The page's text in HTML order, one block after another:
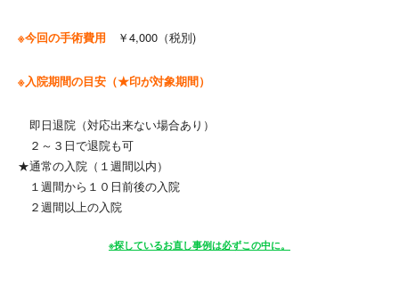
※今回の手術費用 ￥4,000（税別)
※入院期間の目安（★印が対象期間）
即日退院（対応出来ない場合あり）
２～３日で退院も可
★通常の入院（１週間以内）
１週間から１０日前後の入院
２週間以上の入院
※探しているお直し事例は必ずこの中に。